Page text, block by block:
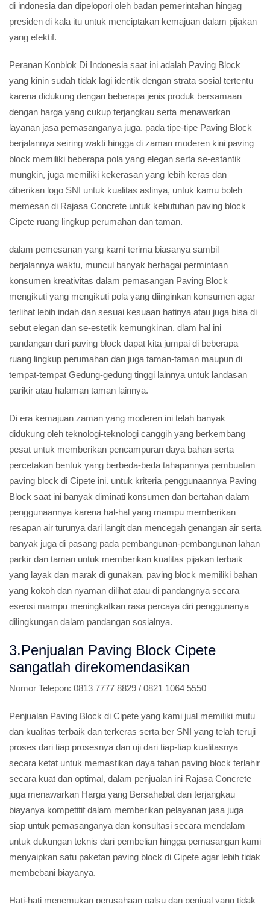
di indonesia dan dipelopori oleh badan pemerintahan hingag
presiden di kala itu untuk menciptakan kemajuan dalam pijakan
yang efektif.
Peranan Konblok Di Indonesia saat ini adalah Paving Block
yang kinin sudah tidak lagi identik dengan strata sosial tertentu
karena didukung dengan beberapa jenis produk bersamaan
dengan harga yang cukup terjangkau serta menawarkan
layanan jasa pemasanganya juga. pada tipe-tipe Paving Block
berjalannya seiring wakti hingga di zaman moderen kini paving
block memiliki beberapa pola yang elegan serta se-estantik
mungkin, juga memiliki kekerasan yang lebih keras dan
diberikan logo SNI untuk kualitas aslinya, untuk kamu boleh
memesan di Rajasa Concrete untuk kebutuhan paving block
Cipete ruang lingkup perumahan dan taman.
dalam pemesanan yang kami terima biasanya sambil
berjalannya waktu, muncul banyak berbagai permintaan
konsumen kreativitas dalam pemasangan Paving Block
mengikuti yang mengikuti pola yang diinginkan konsumen agar
terlihat lebih indah dan sesuai kesuaan hatinya atau juga bisa di
sebut elegan dan se-estetik kemungkinan. dlam hal ini
pandangan dari paving block dapat kita jumpai di beberapa
ruang lingkup perumahan dan juga taman-taman maupun di
tempat-tempat Gedung-gedung tinggi lainnya untuk landasan
parikir atau halaman taman lainnya.
Di era kemajuan zaman yang moderen ini telah banyak
didukung oleh teknologi-teknologi canggih yang berkembang
pesat untuk memberikan pencampuran daya bahan serta
percetakan bentuk yang berbeda-beda tahapannya pembuatan
paving block di Cipete ini. untuk kriteria penggunaannya Paving
Block saat ini banyak diminati konsumen dan bertahan dalam
penggunaannya karena hal-hal yang mampu memberikan
resapan air turunya dari langit dan mencegah genangan air serta
banyak juga di pasang pada pembangunan-pembangunan lahan
parkir dan taman untuk memberikan kualitas pijakan terbaik
yang layak dan marak di gunakan. paving block memiliki bahan
yang kokoh dan nyaman dilihat atau di pandangnya secara
esensi mampu meningkatkan rasa percaya diri penggunanya
dilingkungan dalam pandangan sosialnya.
3.Penjualan Paving Block Cipete
sangatlah direkomendasikan
Nomor Telepon: 0813 7777 8829 / 0821 1064 5550
Penjualan Paving Block di Cipete yang kami jual memiliki mutu
dan kualitas terbaik dan terkeras serta ber SNI yang telah teruji
proses dari tiap prosesnya dan uji dari tiap-tiap kualitasnya
secara ketat untuk memastikan daya tahan paving block terlahir
secara kuat dan optimal, dalam penjualan ini Rajasa Concrete
juga menawarkan Harga yang Bersahabat dan terjangkau
biayanya kompetitif dalam memberikan pelayanan jasa juga
siap untuk pemasanganya dan konsultasi secara mendalam
untuk dukungan teknis dari pembelian hingga pemasangan kami
menyaipkan satu paketan paving block di Cipete agar lebih tidak
membebani biayanya.
Hati-hati menemukan perusahaan palsu dan penjual yang tidak